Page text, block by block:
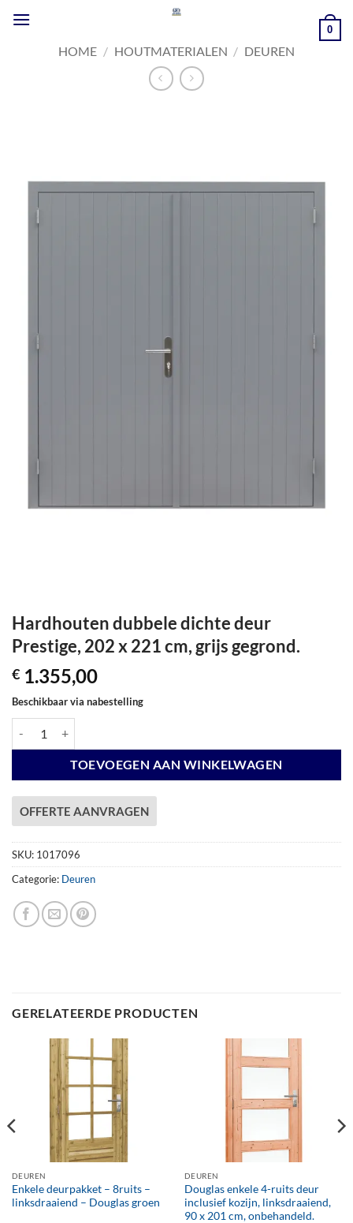
naar
0
HOME / HOUTMATERIALEN / DEUREN
Hardhouten dubbele dichte deur
Prestige, 202 x 221 cm, grijs gegrond.
€ 1.355,00
Beschikbaar via nabestelling
TOEVOEGEN AAN WINKELWAGEN
OFFERTE AANVRAGEN
SKU: 1017096
Categorie: Deuren
GERELATEERDE PRODUCTEN
DEUREN
Enkele deurpakket – 8ruits –
linksdraaiend – Douglas groen
DEUREN
Douglas enkele 4-ruits deur
inclusief kozijn, linksdraaiend,
90 x 201 cm, onbehandeld.